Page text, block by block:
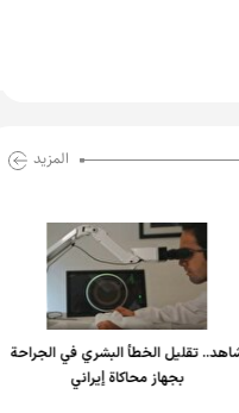
المزید
تقليل الخطأ البشري في الجراحة
بجهاز محاكاة إيراني